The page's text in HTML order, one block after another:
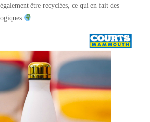
être recyclées, ce qui en fait des